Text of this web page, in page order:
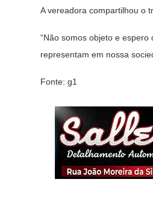
A vereadora compartilhou o
“Não somos objeto e
representam em nossa
Fonte: g1